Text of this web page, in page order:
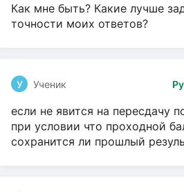
Как мне быть? Какие лучше
точности моих ответов?
У Ученик
если не явится на пересдачу
при условии что проходной
сохранится ли прошлый